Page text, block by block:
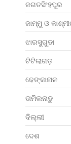
ଜଗତସିଂହପୁର
ଜାମ୍ମୁ ଓ
ଝାରସୁଗୁଡା
ଟିଟିଲାଗଡ଼
ଢେଙ୍କାନାଳ
ତାମିଲନାଡୁ
ଦିଲ୍ଲୀ
ଦେଶ